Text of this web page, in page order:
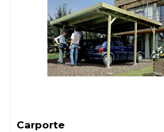
Carporte